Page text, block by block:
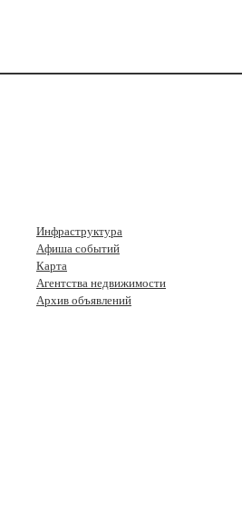
Инфраструктура
Афиша событий
Карта
Агентства недвижимости
Архив объявлений